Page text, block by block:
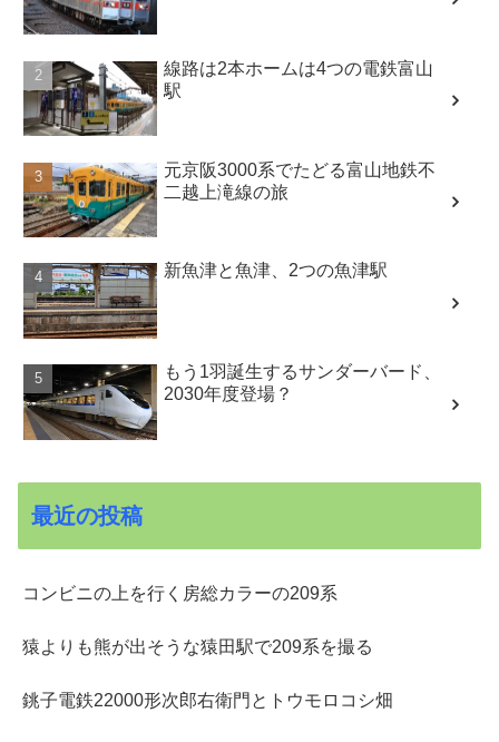
線路は2本ホームは4つの電鉄富山
駅
元京阪3000系でたどる富山地鉄不
二越上滝線の旅
新魚津と魚津、2つの魚津駅
もう1羽誕生するサンダーバード、
2030年度登場？
最近の投稿
コンビニの上を行く房総カラーの209系
猿よりも熊が出そうな猿田駅で209系を撮る
銚子電鉄22000形次郎右衛門とトウモロコシ畑